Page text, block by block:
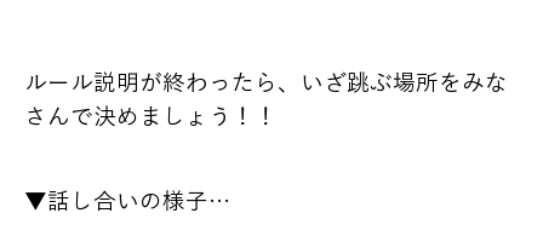
ルール説明が終わったら、いざ跳ぶ場所をみな
さんで決めましょう！！
▼話し合いの様子…